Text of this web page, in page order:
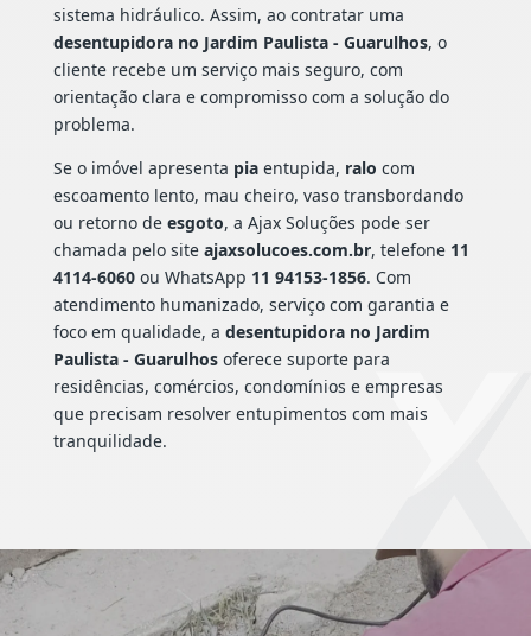
sistema hidráulico. Assim, ao contratar uma
desentupidora no Jardim Paulista - Guarulhos, o
cliente recebe um serviço mais seguro, com
orientação clara e compromisso com a solução do
problema.
Se o imóvel apresenta piaentupida, ralo com
escoamento lento, mau cheiro, vaso transbordando
ou retorno de esgoto, a Ajax Soluções pode ser
chamada pelo site ajaxsolucoes.com.br, telefone 11
4114-6060ou WhatsApp 11 94153-1856. Com
atendimento humanizado, serviço com garantia e
foco em qualidade, a desentupidora no Jardim
Paulista - Guarulhosoferece suporte para
residências, comércios, condomínios e empresas
que precisam resolver entupimentos com mais
tranquilidade.